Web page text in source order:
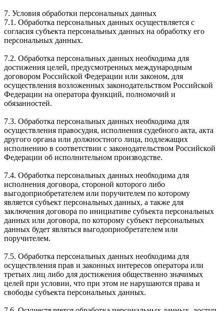
7. Условия обработки персональных данных
7.1. Обработка персональных данных осуществляется с
согласия субъекта персональных данных на обработку его
персональных данных.
7.2. Обработка персональных данных необходима для
достижения целей, предусмотренных международным
договором Российской Федерации или законом, для
осуществления возложенных законодательством Российской
Федерации на оператора функций, полномочий и
обязанностей.
7.3. Обработка персональных данных необходима для
осуществления правосудия, исполнения судебного акта, акта
другого органа или должностного лица, подлежащих
исполнению в соответствии с законодательством Российской
Федерации об исполнительном производстве.
7.4. Обработка персональных данных необходима для
исполнения договора, стороной которого либо
выгодоприобретателем или поручителем по которому
является субъект персональных данных, а также для
заключения договора по инициативе субъекта персональных
данных или договора, по которому субъект персональных
данных будет являться выгодоприобретателем или
поручителем.
7.5. Обработка персональных данных необходима для
осуществления прав и законных интересов оператора или
третьих лиц либо для достижения общественно значимых
целей при условии, что при этом не нарушаются права и
свободы субъекта персональных данных.